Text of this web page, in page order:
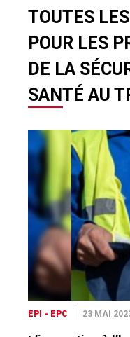
TOUTES
POUR LES
DE LA
SANTÉ AU
EPI - EPC 23 MAI